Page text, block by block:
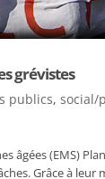
grévistes
publics, social/
âgées (EMS)
Grâce à leur